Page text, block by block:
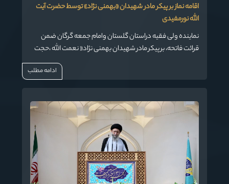
اقامه نماز بر پیکر مادر شهیدان «بهمنی نژاد» توسط حضرت آیت
الله نورمفیدی
نماینده ولی فقیه دراستان گلستان وامام جمعه گرگان ضمن
قرائت فاتحه، بر پیکر مادر شهیدان بهمنی نژاد« نعمت الله ،حجت
ادامه مطلب